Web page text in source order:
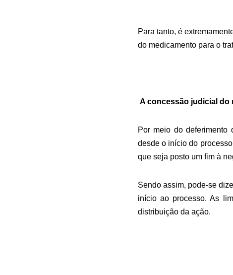
Para tanto, é
do medicamento para o
A concessão judicial do
Por meio do
desde o início do
que seja posto um fim à
Sendo assim, pode-se
início ao processo. As
distribuição da ação.